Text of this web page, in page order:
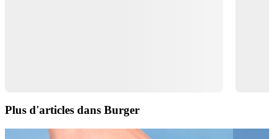
Plus d'articles dans Burger